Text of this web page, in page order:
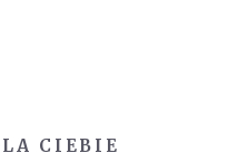
CIEBIE